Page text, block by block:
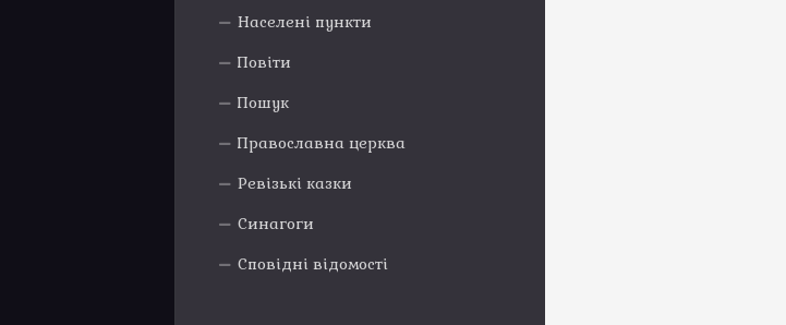
Населені пункти
Повіти
Пошук
Православна церква
Ревізькі казки
Синагоги
Сповідні відомості